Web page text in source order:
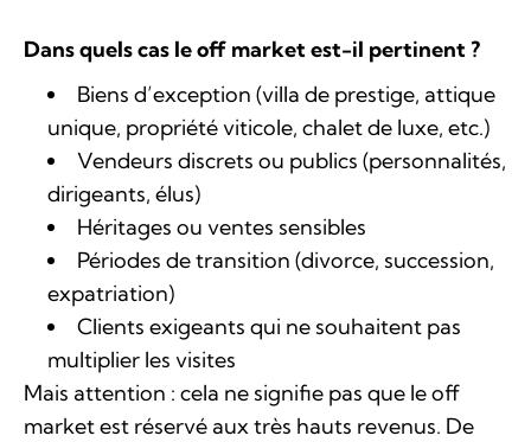
Dans quels cas le off market est-il pertinent ?
Biens d’exception (villa de prestige, attique
unique, propriété viticole, chalet de luxe, etc.)
Vendeurs discrets ou publics (personnalités,
dirigeants, élus)
Héritages ou ventes sensibles
Périodes de transition (divorce, succession,
expatriation)
Clients exigeants qui ne souhaitent pas
multiplier les visites
Mais attention : cela ne signifie pas que le off
market est réservé aux très hauts revenus. De